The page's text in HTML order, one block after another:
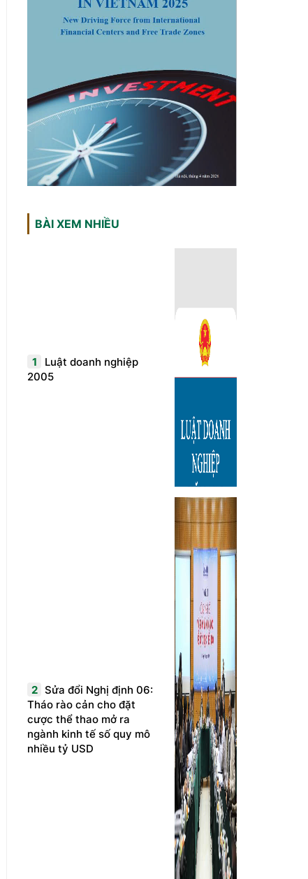
BÀI XEM NHIỀU
1
Luật doanh nghiệp
2005
2 Sửa đổi Nghị định 06:
Tháo rào cản cho đặt
cược thể thao mở ra
ngành kinh tế số quy mô
nhiều tỷ USD